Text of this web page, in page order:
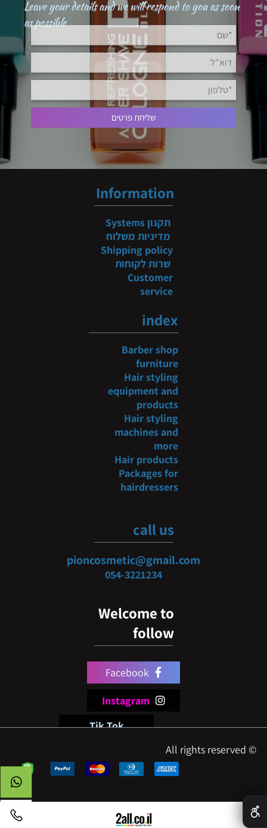
Leave your details and we will respond to you as soon
as possible
Information
תקנון Systems
מדיניות משלוח
Shipping policy
שרות לקוחות
Customer
service
index
Barber shop
furniture
Hair styling
equipment and
products
Hair styling
machines and
more
Hair products
Packages for
hairdressers
call us
pioncosmetic@gmail.com
054-3221234
Welcome to
follow
Facebook
Instagram
Tik Tok
© All rights reserved